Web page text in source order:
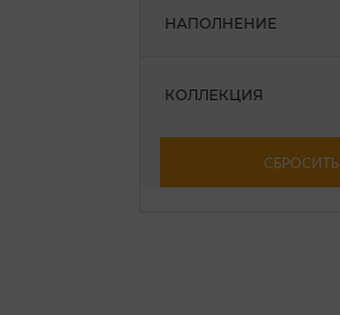
НАПОЛНЕНИЕ
КОЛЛЕКЦИЯ
СБРОСИТЬ